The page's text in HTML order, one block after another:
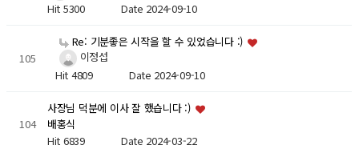
Hit 5300 Date 2024-09-10
105
Re: 기분좋은 시작을 할 수 있었습니다 :)
이정섭
Hit 4809 Date 2024-09-10
104
사장님 덕분에 이사 잘 했습니다 :)
배홍식
Hit 6839 Date 2024-03-22